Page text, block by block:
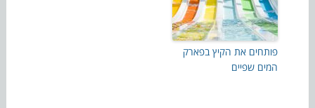
פותחים את הקיץ בפארק
המים שפיים